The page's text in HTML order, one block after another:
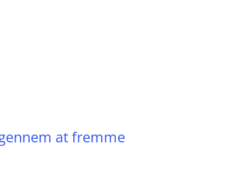
at fremme